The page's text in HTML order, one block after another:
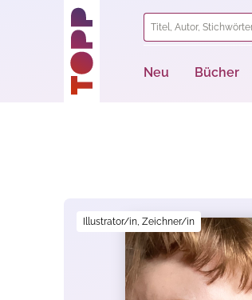
Zur Hauptnavigation springen
Neu Bücher
Illustrator/in, Zeichner/in